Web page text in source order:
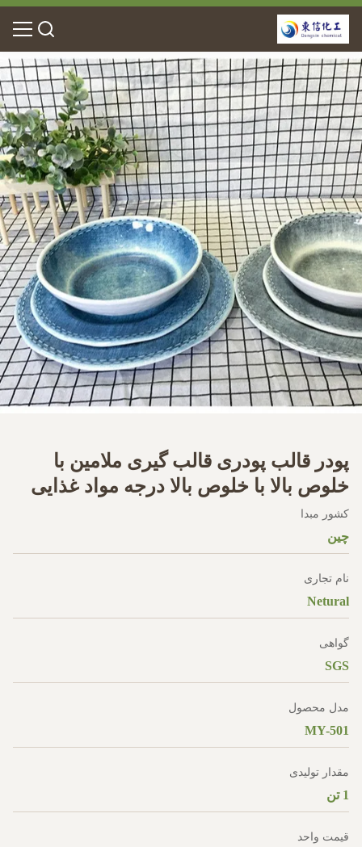
پودر قالب پودری قالب گیری ملامین با
خلوص بالا با خلوص بالا درجه مواد غذایی
کشور مبدا
چين
نام تجاری
Netural
گواهی
SGS
مدل محصول
MY-501
مقدار تولیدی
1 تن
قیمت واحد